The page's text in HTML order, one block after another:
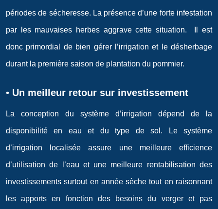
périodes de sécheresse. La présence d’une forte infestation
par les mauvaises herbes aggrave cette situation. Il est
donc primordial de bien gérer l’irrigation et le désherbage
durant la première saison de plantation du pommier.
• Un meilleur retour sur investissement
La conception du système d’irrigation dépend de la
disponibilité en eau et du type de sol. Le système
d’irrigation localisée assure une meilleure efficience
d’utilisation de l’eau et une meilleure rentabilisation des
investissements surtout en année sèche tout en raisonnant
les apports en fonction des besoins du verger et pas